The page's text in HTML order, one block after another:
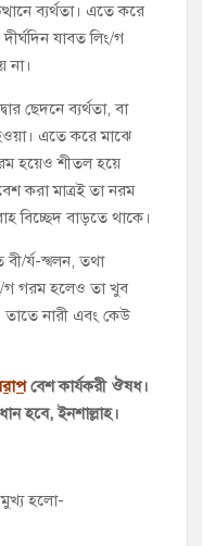
ব্যর্থতা। এতে করে
যাবত লিং/গ
না।
ছেদনে ব্যর্থতা, বা
এতে করে মাঝে
হয়েও শীতল হয়ে
করা মাত্রই তা নরম
বিচ্ছেদ বাড়তে থাকে।
র্য-স্খলন, তথা
গ গরম হলেও তা খুব
নারী এবং কেউ
বেশ কার্যকরী ঔষধ।
হবে, ইনশাল্লাহ।
মুখ্য হলো-